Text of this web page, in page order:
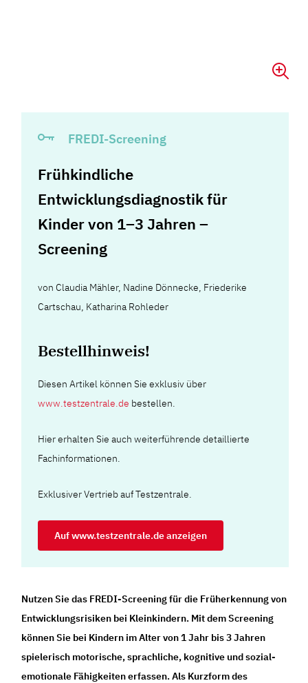
FREDI-Screening
Frühkindliche
Entwicklungsdiagnostik für
Kinder von 1–3 Jahren –
Screening
vonClaudia Mähler, Nadine Dönnecke, Friederike
Cartschau, Katharina Rohleder
Bestellhinweis!
Diesen Artikel können Sie exklusiv über
www.testzentrale.de bestellen.
Hier erhalten Sie auch weiterführende detaillierte
Fachinformationen.
Exklusiver Vertrieb auf Testzentrale.
Auf www.testzentrale.de anzeigen
Nutzen Sie das FREDI-Screening für die Früherkennung von
Entwicklungsrisiken bei Kleinkindern. Mit dem Screening
können Sie bei Kindern im Alter von 1 Jahr bis 3 Jahren
spielerisch motorische, sprachliche, kognitive und sozial-
emotionale Fähigkeiten erfassen. Als Kurzform des